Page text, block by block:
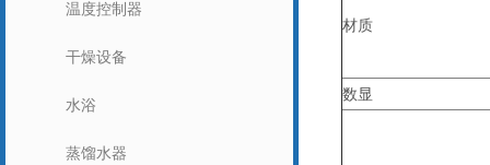
温度控制器
干燥设备
水浴
蒸馏水器
材质
数显